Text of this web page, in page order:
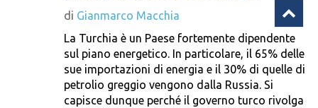
di Gianmarco Macchia
La Turchia è un Paese fortemente dipendente
sul piano energetico. In particolare, il 65% delle
sue importazioni di energia e il 30% di quelle di
petrolio greggio vengono dalla Russia. Si
capisce dunque perché il governo turco rivolga